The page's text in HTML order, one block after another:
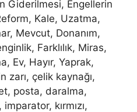
Giderilmesi, Engellerin
Kale, Uzatma,
Mevcut, Donanım,
Farklılık, Miras,
Ev, Hayır, Yaprak,
zarı, çelik kaynağı,
posta, daralma,
kırmızı,